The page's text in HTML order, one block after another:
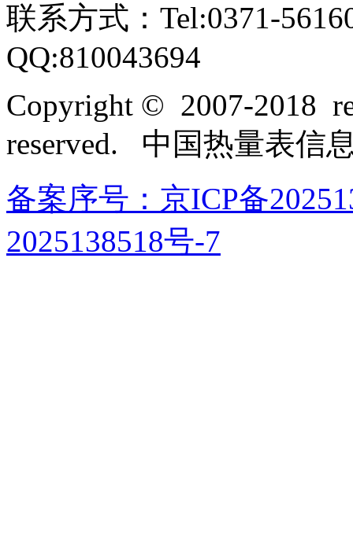
联系方式：Tel:0371-
QQ:810043694
Copyright © 2007-2018
reserved. 中国热量表信
备案序号：京ICP备
2025138518号-7